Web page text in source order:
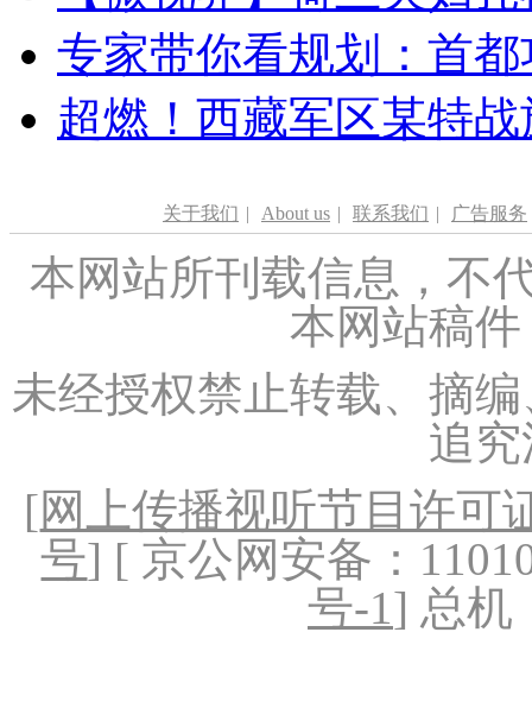
专家带你看规划：首
超燃！西藏军区某特
关于我们 | About us | 联系我们 | 广告服务
本网站所刊载信息，不
本网站稿
未经授权禁止转载、摘
追
[网上传播视听节目许可
号] [ 京公网安备：
号-1] 总机